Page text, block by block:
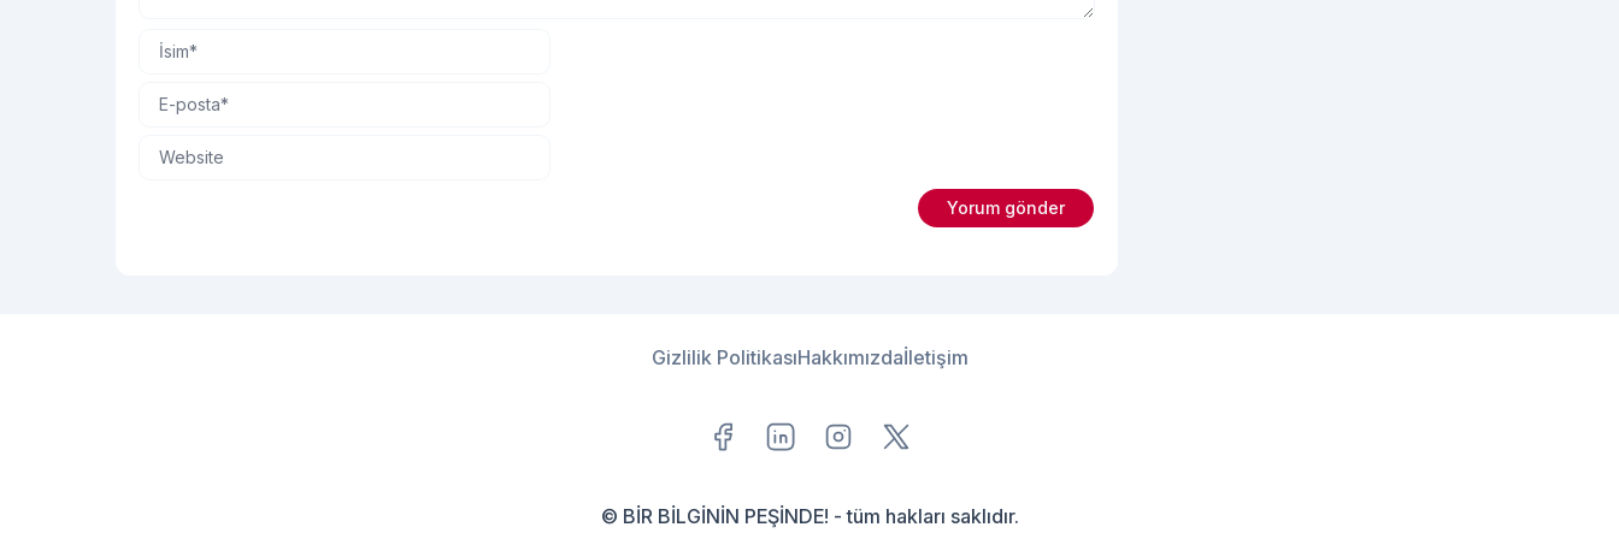
Gizlilik PolitikasıHakkımızdaİletişim
© BİR BİLGİNİN PEŞİNDE! - tüm hakları saklıdır.